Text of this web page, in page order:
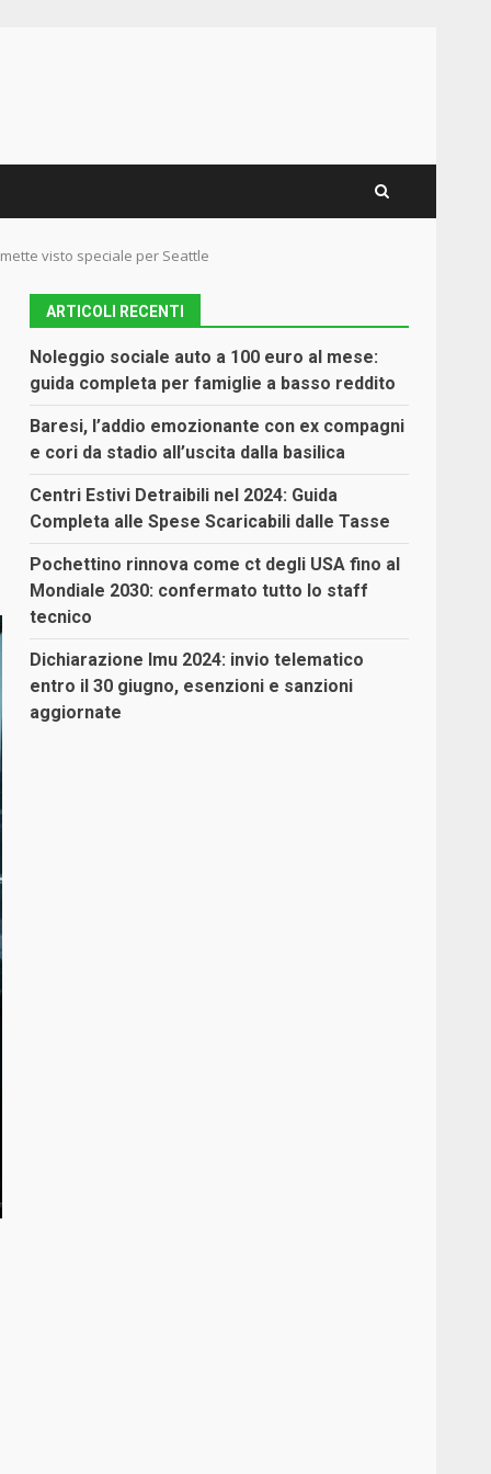
visto speciale per Seattle
ARTICOLI RECENTI
Noleggio sociale auto a 100 euro al mese:
guida completa per famiglie a basso reddito
Baresi, l’addio emozionante con ex compagni
e cori da stadio all’uscita dalla basilica
Centri Estivi Detraibili nel 2024: Guida
Completa alle Spese Scaricabili dalle Tasse
Pochettino rinnova come ct degli USA fino al
Mondiale 2030: confermato tutto lo staff
tecnico
Dichiarazione Imu 2024: invio telematico
entro il 30 giugno, esenzioni e sanzioni
aggiornate